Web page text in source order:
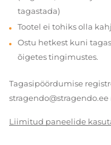
tagastada)
Tootel ei tohiks olla
Ostu hetkest kuni
õigetes tingimustes.
Tagasipöördumise
stragendo@stragendo.ee
Liimitud paneelide